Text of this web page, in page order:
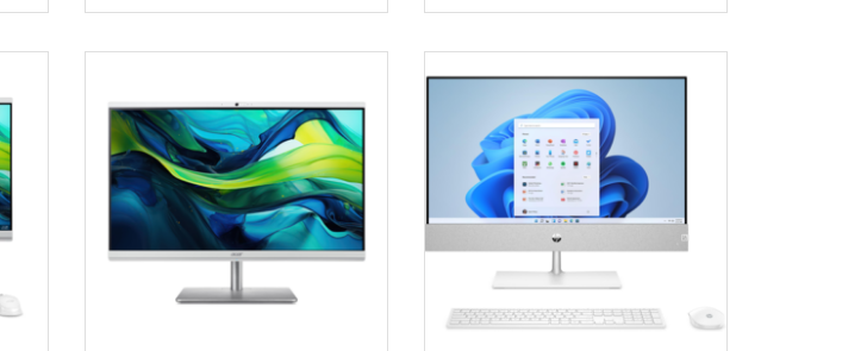
Bekijk meer informatie Bekijk meer informatie